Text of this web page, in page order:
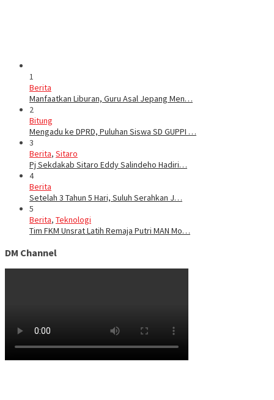
1
Berita
Manfaatkan Liburan, Guru Asal Jepang Men…
2
Bitung
Mengadu ke DPRD, Puluhan Siswa SD GUPPI …
3
Berita, Sitaro
Pj Sekdakab Sitaro Eddy Salindeho Hadiri…
4
Berita
Setelah 3 Tahun 5 Hari, Suluh Serahkan J…
5
Berita, Teknologi
Tim FKM Unsrat Latih Remaja Putri MAN Mo…
DM Channel